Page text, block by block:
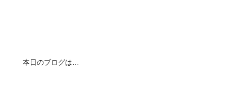
本日のブログは…